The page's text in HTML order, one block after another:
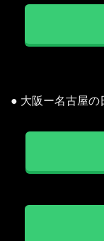
● 大阪ー名古屋の